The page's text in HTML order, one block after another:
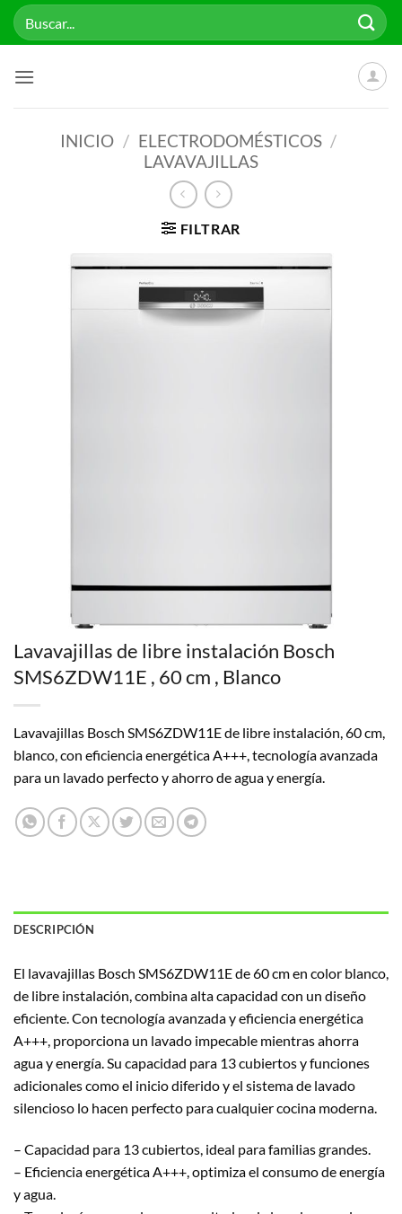
Saltar
Buscar
por:
INICIO / ELECTRODOMÉSTICOS /
LAVAVAJILLAS
FILTRAR
Lavavajillas de libre instalación Bosch
SMS6ZDW11E , 60 cm , Blanco
Lavavajillas Bosch SMS6ZDW11E de libre instalación, 60 cm,
blanco, con eficiencia energética A+++, tecnología avanzada
para un lavado perfecto y ahorro de agua y energía.
DESCRIPCIÓN
El lavavajillas Bosch SMS6ZDW11E de 60 cm en color blanco,
de libre instalación, combina alta capacidad con un diseño
eficiente. Con tecnología avanzada y eficiencia energética
A+++, proporciona un lavado impecable mientras ahorra
agua y energía. Su capacidad para 13 cubiertos y funciones
adicionales como el inicio diferido y el sistema de lavado
silencioso lo hacen perfecto para cualquier cocina moderna.
– Capacidad para 13 cubiertos, ideal para familias grandes.
– Eficiencia energética A+++, optimiza el consumo de energía
y agua.